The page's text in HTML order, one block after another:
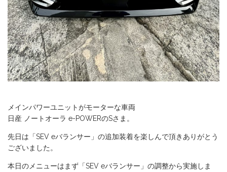
メインパワーユニットがモーターな車両
日産 ノートオーラ e-POWERのSさま。
先日は「SEV eバランサー」の追加装着を楽しんで頂きありがとう
ございました。
本日のメニューはまず「SEV eバランサー」の調整から実施しま